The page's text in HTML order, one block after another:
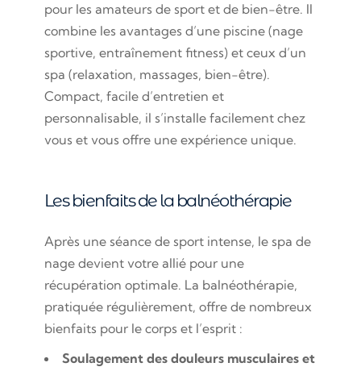
pour les amateurs de sport et de bien-être. Il
combine les avantages d’une piscine (nage
sportive, entraînement fitness) et ceux d’un
spa (relaxation, massages, bien-être).
Compact, facile d’entretien et
personnalisable, il s’installe facilement chez
vous et vous offre une expérience unique.
Les bienfaits de la balnéothérapie
Après une séance de sport intense, le spa de
nage devient votre allié pour une
récupération optimale. La balnéothérapie,
pratiquée régulièrement, offre de nombreux
bienfaits pour le corps et l’esprit :
Soulagement des douleurs musculaires et